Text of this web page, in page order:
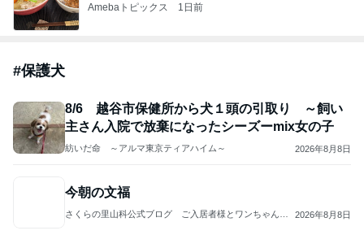
Amebaトピックス 1日前
#保護犬
8/6 越谷市保健所から犬１頭の引取り ～飼い
主さん入院で放棄になったシーズーmix女の子
紡いだ命 ～アルマ東京ティアハイム～ 2026年8月8日
今朝の文福
さくらの里山科公式ブログ ご入居者様とワンちゃん、
2026年8月8日